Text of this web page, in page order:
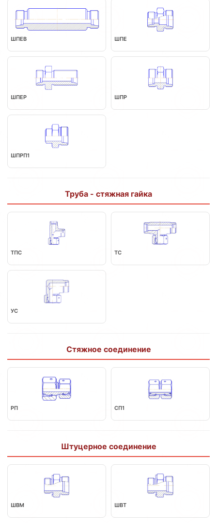
ШПЕВ ШПЕ
ШПЕР ШПР
ШПРП1
Труба - стяжная гайка
ТПС ТС
УС
Стяжное соединение
РП СП1
Штуцерное соединение
ШВМ ШВТ